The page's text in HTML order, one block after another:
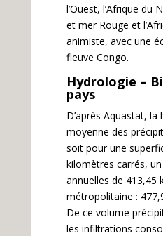
l’Ouest, l’Afrique du
et mer Rouge et
animiste, avec une
fleuve Congo.
Hydrologie –
pays
D’après Aquastat, la
moyenne des
soit pour une
kilomètres carrés,
annuelles de 413,45
métropolitaine :
De ce volume
les infiltrations